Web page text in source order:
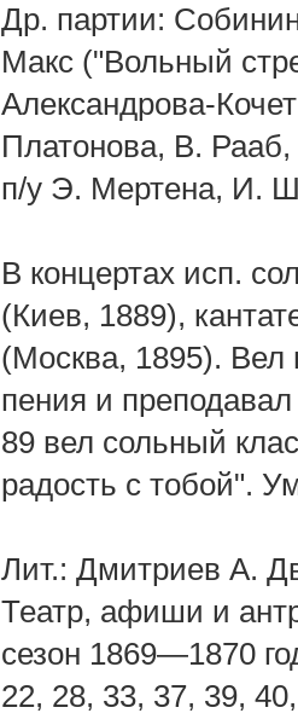
Др. партии:
Макс ("Вольный
Александрова-
Платонова, В.
п/у Э. Мертена, И.
В концертах исп.
(Киев, 1889),
(Москва, 1895). Вел
пения и
89 вел сольный
радость с тобой".
Лит.: Дмитриев А.
Театр, афиши и
сезон 1869—1870
22, 28, 33, 37, 39,